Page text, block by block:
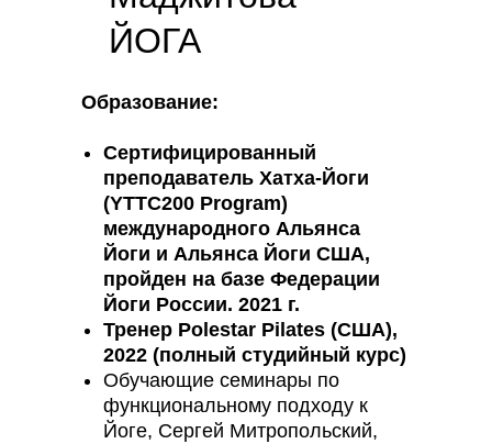
ЙОГА
Образование:
Сертифицированный
преподаватель Хатха-Йоги
(YTTC200 Program)
международного Альянса
Йоги и Альянса Йоги США,
пройден на базе Федерации
Йоги России. 2021 г.
Тренер Polestar Pilates (США),
2022 (полный студийный курс)
Обучающие семинары по
функциональному подходу к
Йоге, Сергей Митропольский,